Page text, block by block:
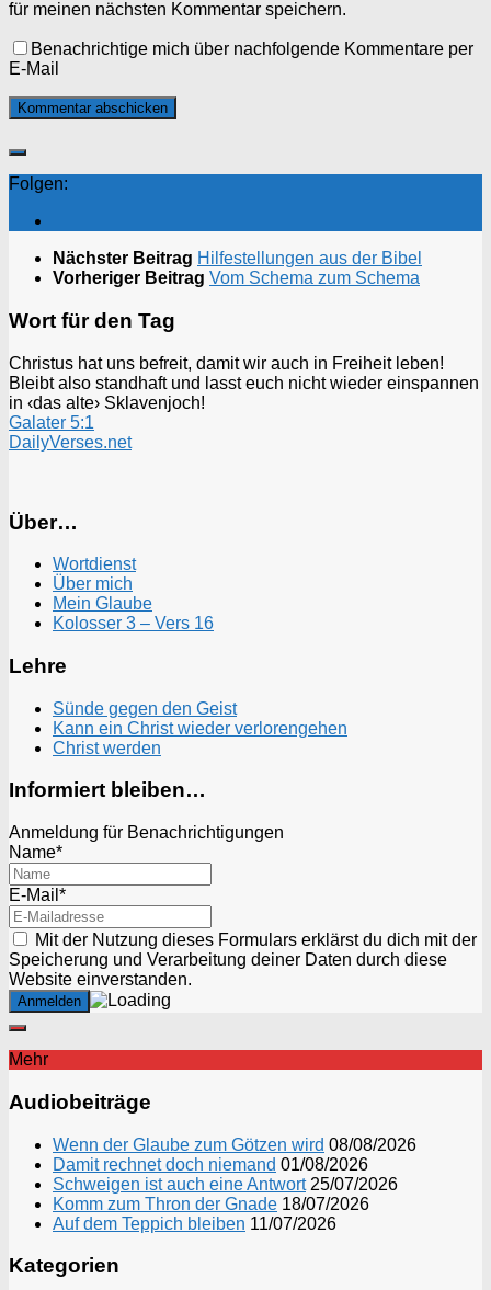
für meinen nächsten Kommentar speichern.
Benachrichtige mich über nachfolgende Kommentare per
E-Mail
Folgen:
Nächster Beitrag Hilfestellungen aus der Bibel
Vorheriger Beitrag Vom Schema zum Schema
Wort für den Tag
Christus hat uns befreit, damit wir auch in Freiheit leben!
Bleibt also standhaft und lasst euch nicht wieder einspannen
in ‹das alte› Sklavenjoch!
Galater 5:1
DailyVerses.net
Über…
Wortdienst
Über mich
Mein Glaube
Kolosser 3 – Vers 16
Lehre
Sünde gegen den Geist
Kann ein Christ wieder verlorengehen
Christ werden
Informiert bleiben…
Anmeldung für Benachrichtigungen
Name*
E-Mail*
Mit der Nutzung dieses Formulars erklärst du dich mit der
Speicherung und Verarbeitung deiner Daten durch diese
Website einverstanden.
Mehr
Audiobeiträge
Wenn der Glaube zum Götzen wird 08/08/2026
Damit rechnet doch niemand 01/08/2026
Schweigen ist auch eine Antwort 25/07/2026
Komm zum Thron der Gnade 18/07/2026
Auf dem Teppich bleiben 11/07/2026
Kategorien